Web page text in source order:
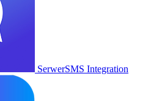
SerwerSMS Integration